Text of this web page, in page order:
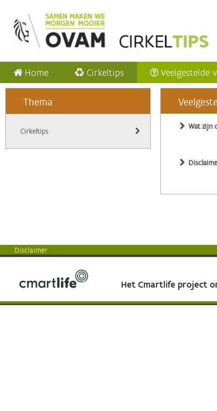
Home Cirkeltips Veelgestelde
Thema
Cirkeltips
Wat zijn
Disclaimer
Het Cmartlife project